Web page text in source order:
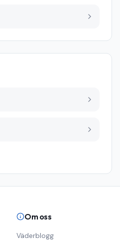
Om oss
Väderblogg